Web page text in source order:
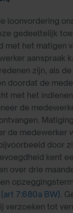
loonvordering
gedeeltelijk
met het matigen
aanspraak
zijn, als
doordat de
met het
de
de medewerker
door
kent
over drie
(art 7:680a BW).
verzoeken tot